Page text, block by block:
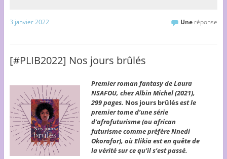
3 janvier 2022 Une réponse
[#PLIB2022] Nos jours brûlés
Premier roman fantasy de Laura
NSAFOU, chez Albin Michel (2021),
299 pages. Nos jours brûlésest le
premier tome d’une série
d’afrofuturisme (ou african
futurisme comme préfère Nnedi
Okorafor), où Elikia est en quête de
la vérité sur ce qu’il s’est passé.